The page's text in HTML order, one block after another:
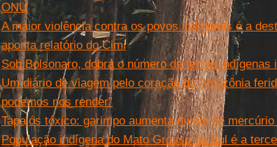
ONU
A maior violência contra os povos indígenas é a
aponta relatório do Cimi
Sob Bolsonaro, dobra o número de terras indígenas
Um diário de viagem pelo coração da Amazônia
podemos nos render”
Tapajós tóxico: garimpo aumenta níveis de
População indígena do Mato Grosso do Sul é a